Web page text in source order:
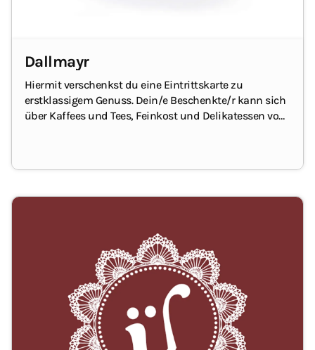
Dallmayr
Hiermit verschenkst du eine Eintrittskarte zu
erstklassigem Genuss. Dein/e Beschenkte/r kann sich
über Kaffees und Tees, Feinkost und Delikatessen von